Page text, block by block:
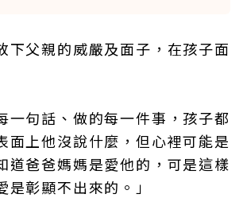
下父親的威嚴及面子，在孩子面
一句話、做的每一件事，孩子都
面上他沒說什麼，但心裡可能是
道爸爸媽媽是愛他的，可是這樣
是彰顯不出來的。」